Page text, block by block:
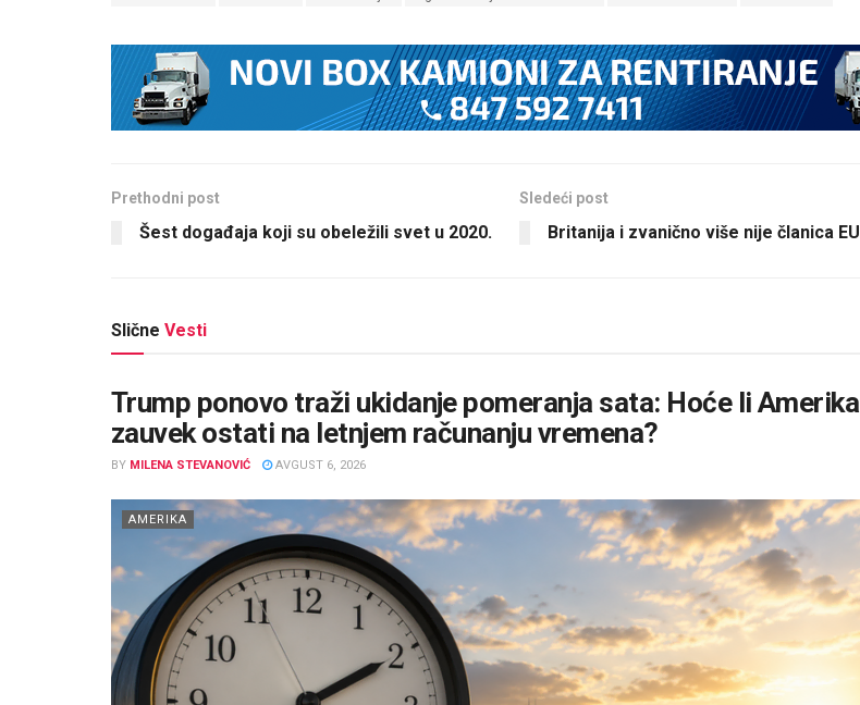
Prethodni post
Šest događaja koji su obeležili svet u 2020.
Sledeći post
Britanija i zvanično više nije članica EU
Slične Vesti
Trump ponovo traži ukidanje pomeranja sata: Hoće li Amerika
zauvek ostati na letnjem računanju vremena?
BY MILENA STEVANOVIĆ AVGUST 6, 2026
AMERIKA